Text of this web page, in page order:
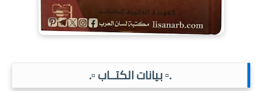
.▫️ بيانات الكتــاب ▫️.